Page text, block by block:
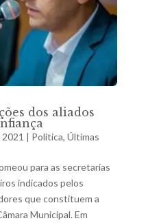
dos aliados
2021 | Política, Últimas
para as secretarias
indicados pelos
que constituem a
Municipal. Em